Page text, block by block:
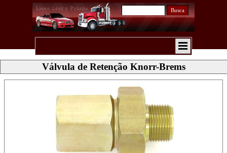
Busca
Válvula de Retenção Knorr-Brems